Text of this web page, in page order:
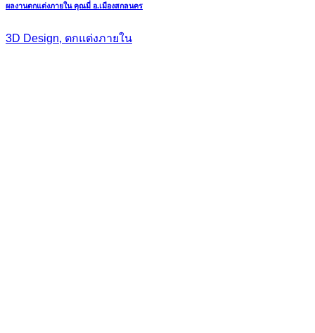
ผลงานตกแต่งภายใน คุณมี่ อ.เมืองสกลนคร
3D Design, ตกแต่งภายใน